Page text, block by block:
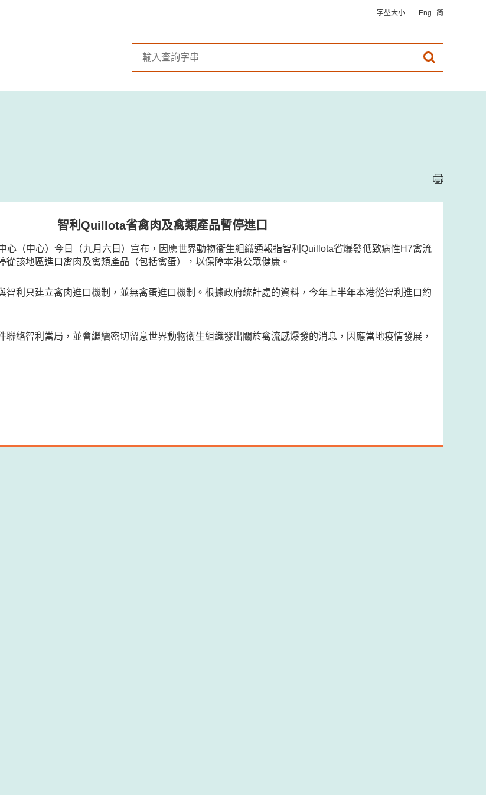
字型大小 Eng 简
智利Quillota省禽肉及禽類產品暫停進口
心（中心）今日（九月六日）宣布，因應世界動物衞生組織通報指智利Quillota省爆發低致病性H7禽流
從該地區進口禽肉及禽類產品（包括禽蛋），以保障本港公眾健康。
智利只建立禽肉進口機制，並無禽蛋進口機制。根據政府統計處的資料，今年上半年本港從智利進口約
聯絡智利當局，並會繼續密切留意世界動物衞生組織發出關於禽流感爆發的消息，因應當地疫情發展，